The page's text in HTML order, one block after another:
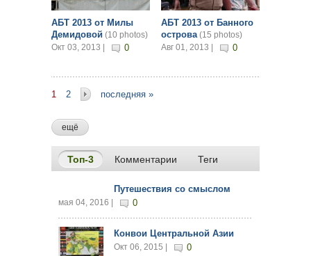
АБТ 2013 от Милы
Демидовой (10 photos)
Окт 03, 2013 |
0
АБТ 2013 от Банного
острова(15 photos)
Авг 01, 2013 |
0
1 2 последняя »
ещё
Топ-3 (активная вкладка)
Комментарии Теги
Путешествия со смыслом
мая 04, 2016 | 0
Конвои Центральной Азии
Окт 06, 2015 | 0